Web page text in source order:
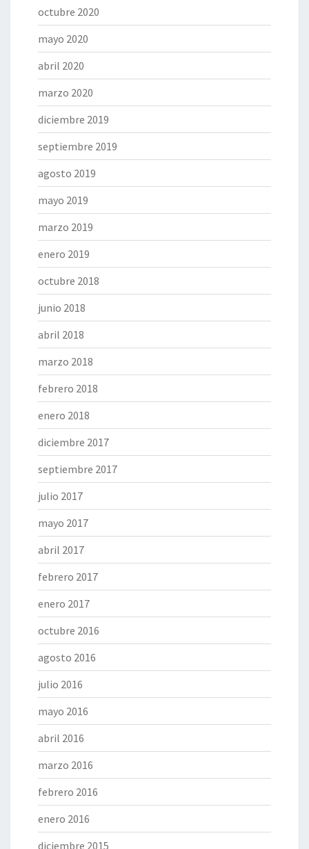
octubre 2020
mayo 2020
abril 2020
marzo 2020
diciembre 2019
septiembre 2019
agosto 2019
mayo 2019
marzo 2019
enero 2019
octubre 2018
junio 2018
abril 2018
marzo 2018
febrero 2018
enero 2018
diciembre 2017
septiembre 2017
julio 2017
mayo 2017
abril 2017
febrero 2017
enero 2017
octubre 2016
agosto 2016
julio 2016
mayo 2016
abril 2016
marzo 2016
febrero 2016
enero 2016
diciembre 2015